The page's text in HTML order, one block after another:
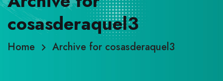
cosasderaquel3
Home Archive for cosasderaquel3